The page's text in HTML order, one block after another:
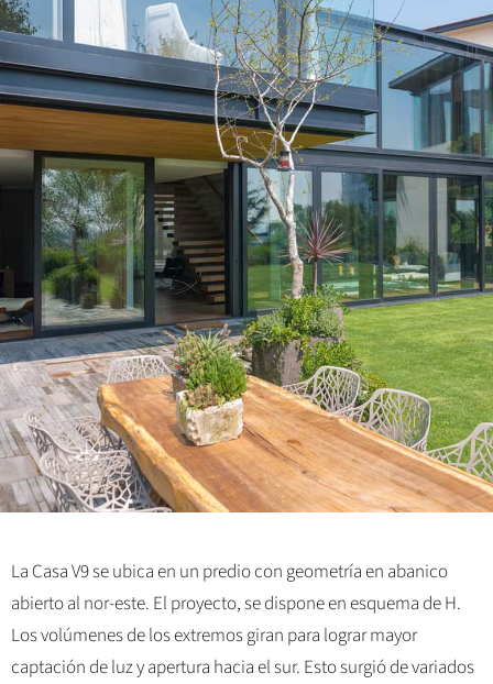
La Casa V9 se ubica en un predio con geometría en abanico
abierto al nor-este. El proyecto, se dispone en esquema de H.
Los volúmenes de los extremos giran para lograr mayor
captación de luz y apertura hacia el sur. Esto surgió de variados